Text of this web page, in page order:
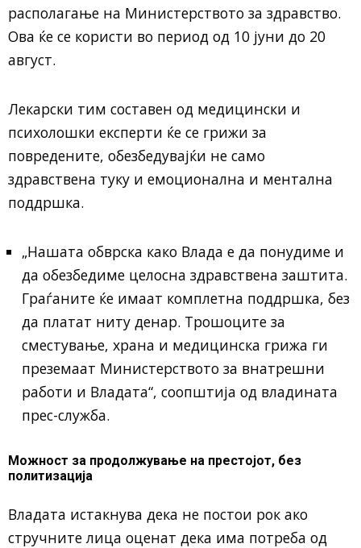
располагање на Министерството за здравство.
Ова ќе се користи во период од 10 јуни до 20
август.
Лекарски тим составен од медицински и
психолошки експерти ќе се грижи за
повредените, обезбедувајќи не само
здравствена туку и емоционална и ментална
поддршка.
„Нашата обврска како Влада е да понудиме и
да обезбедиме целосна здравствена заштита.
Граѓаните ќе имаат комплетна поддршка, без
да платат ниту денар. Трошоците за
сместување, храна и медицинска грижа ги
преземаат Министерството за внатрешни
работи и Владата“, соопштија од владината
прес-служба.
Можност за продолжување на престојот, без
политизација
Владата истакнува дека не постои рок ако
стручните лица оценат дека има потреба од